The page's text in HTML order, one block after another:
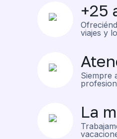
+25
viajes y
Siempre
La